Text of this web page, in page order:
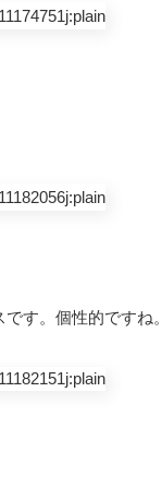
す。個性的ですね。